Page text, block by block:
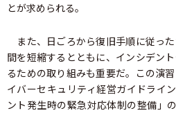
とが求められる。
また、日ごろから復旧手順に従っ
間を短縮するとともに、インシデン
るための取り組みも重要だ。この演
イバーセキュリティ経営ガイドライ
ント発生時の緊急対応体制の整備」の